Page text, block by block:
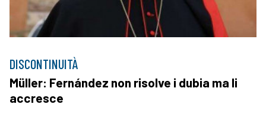
DISCONTINUITÀ
Müller: Fernández non risolve i dubia ma li
accresce